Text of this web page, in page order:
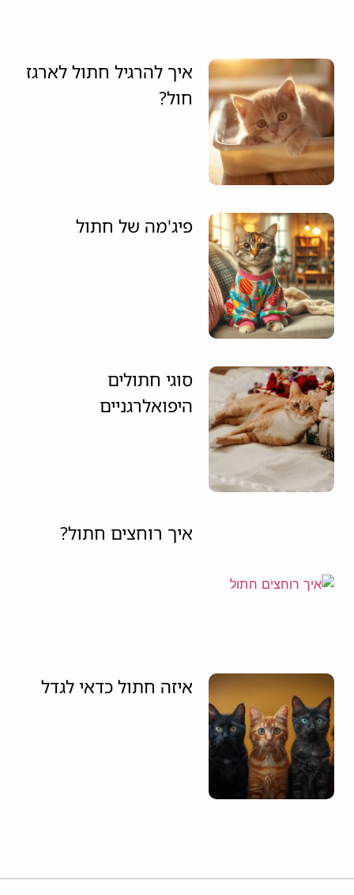
איך להרגיל חתול לארגז
חול?
פיג'מה של חתול
סוגי חתולים
היפואלרגניים
איך רוחצים חתול?
איזה חתול כדאי לגדל